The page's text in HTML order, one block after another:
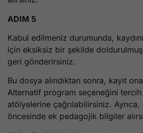
ADIM 5
Kabul edilmeniz durumunda,
için eksiksiz bir şekilde doldurulmuş
geri gönderirsiniz.
Bu dosya alındıktan sonra, kayıt
Alternatif program seçeneğini
atölyelerine çağrılabilirsiniz.
öncesinde ek pedagojik bilgiler